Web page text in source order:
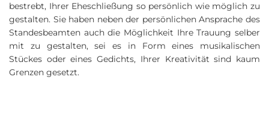
bestrebt, Ihrer Eheschließung so persönlich wie möglich zu
gestalten. Sie haben neben der persönlichen Ansprache des
Standesbeamten auch die Möglichkeit Ihre Trauung selber
mit zu gestalten, sei es in Form eines musikalischen
Stückes oder eines Gedichts, Ihrer Kreativität sind kaum
Grenzen gesetzt.